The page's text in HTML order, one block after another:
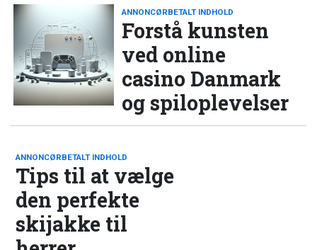
ANNONCØRBETALT INDHOLD
Forstå kunsten
ved online
casino Danmark
og spiloplevelser
ANNONCØRBETALT INDHOLD
Tips til at vælge
den perfekte
skijakke til